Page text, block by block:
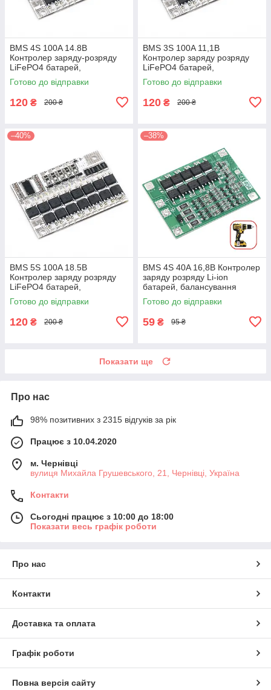
BMS 4S 100A 14.8В
Контролер заряду-розряду
LiFePO4 батарей,
балансування
Готово до відправки
120 ₴ 200 ₴
BMS 3S 100A 11,1В
Контролер заряду розряду
LiFePO4 батарей,
балансування
Готово до відправки
120 ₴ 200 ₴
–40%
BMS 5S 100A 18.5В
Контролер заряду розряду
LiFePO4 батарей,
балансування
Готово до відправки
120 ₴ 200 ₴
–38%
BMS 4S 40A 16,8В Контролер
заряду розряду Li-ion
батарей, балансування
Готово до відправки
59 ₴ 95 ₴
Показати ще
Про нас
98% позитивних з 2315 відгуків за рік
Працює з 10.04.2020
м. Чернівці
вулиця Михайла Грушевського, 21, Чернівці, Україна
Контакти
Сьогодні працює з 10:00 до 18:00
Показати весь графік роботи
Про нас
Контакти
Доставка та оплата
Графік роботи
Повна версія сайту